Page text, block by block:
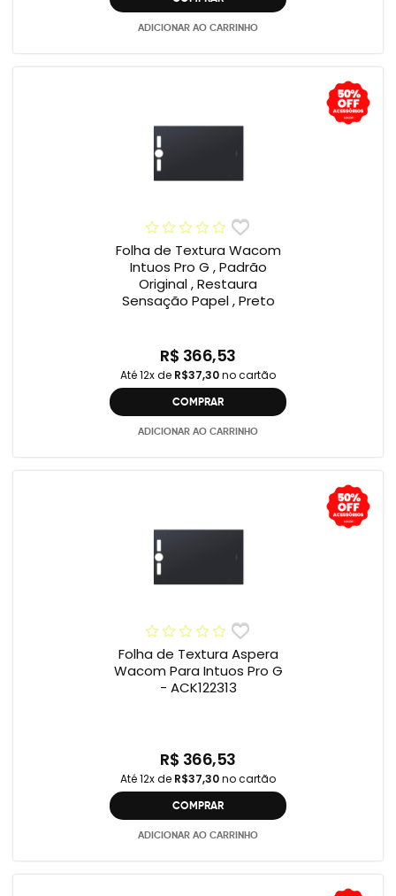
ADICIONAR AO CARRINHO
Folha de Textura Wacom
Intuos Pro G , Padrão
Original , Restaura
Sensação Papel , Preto
R$ 366,53
Até 12x de R$37,30no cartão
COMPRAR
ADICIONAR AO CARRINHO
Folha de Textura Aspera
Wacom Para Intuos Pro G
- ACK122313
R$ 366,53
Até 12x de R$37,30no cartão
COMPRAR
ADICIONAR AO CARRINHO